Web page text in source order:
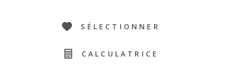
SÉLECTIONNER
CALCULATRICE